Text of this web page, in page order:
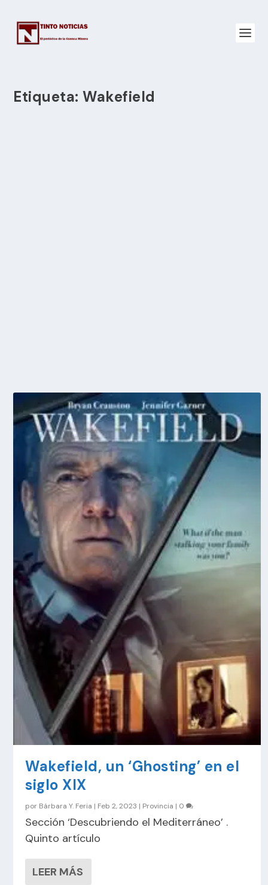
Etiqueta:Wakefield
Wakefield, un ‘Ghosting’ en el
siglo XIX
por Bárbara Y. Feria | Feb 2, 2023 | Provincia | 0
Sección ‘Descubriendo el Mediterráneo’ .
Quinto artículo
LEER MÁS